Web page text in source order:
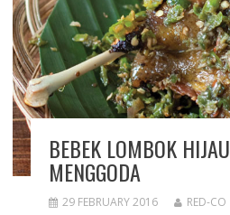
BEBEK LOMBOK
MENGGODA
29 FEBRUARY 2016 RED-CO